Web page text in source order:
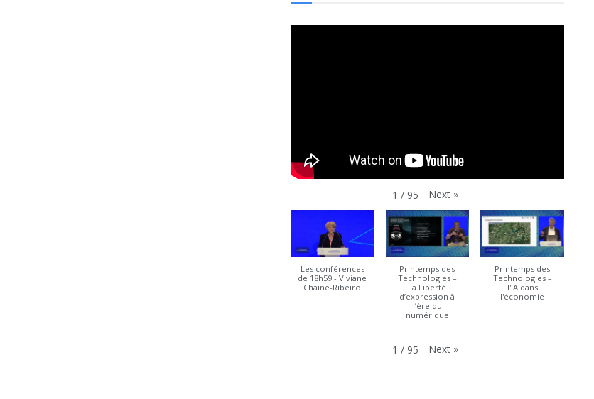
1 / 95 Next »
Les conférences
de 18h59 - Viviane
Chaine-Ribeiro
Printemps des
Technologies –
La Liberté
d’expression à
l’ère du
numérique
Printemps des
Technologies –
l'IA dans
l'économie
1 / 95 Next »